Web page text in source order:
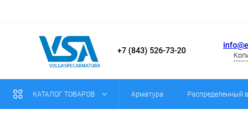
+7 (843) 526-73-20
КАТАЛОГ ТОВАРОВ Арматура Распределенный